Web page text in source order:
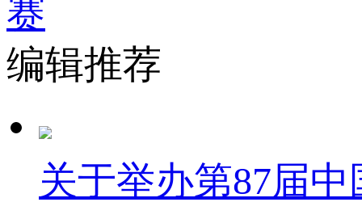
编辑推荐
关于举办第87届